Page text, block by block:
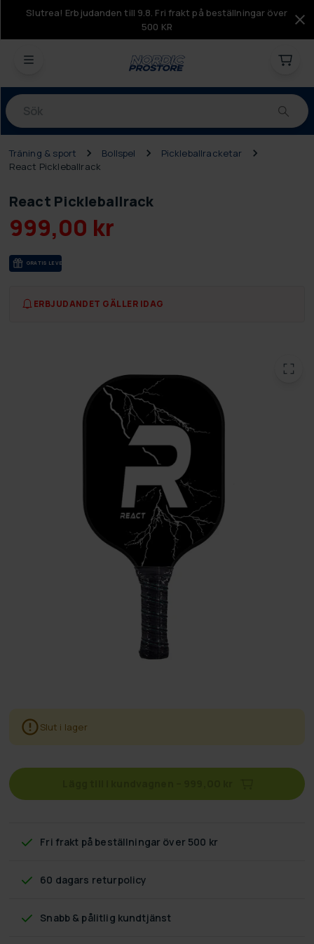
Slutrea! Erbjudanden till 9.8. Fri frakt på beställningar över
500 KR
Produkter
Träning & sport Bollspel
Pickleballracketar
React Pickleballrack
React Pickleballrack
999,00 kr
GRA­TIS LE­VE­RANS
ERBJUDANDET GÄLLER IDAG
Slut i lager
Fri frakt på beställningar över 500 kr
60 dagars returpolicy
Snabb & pålitlig kundtjänst